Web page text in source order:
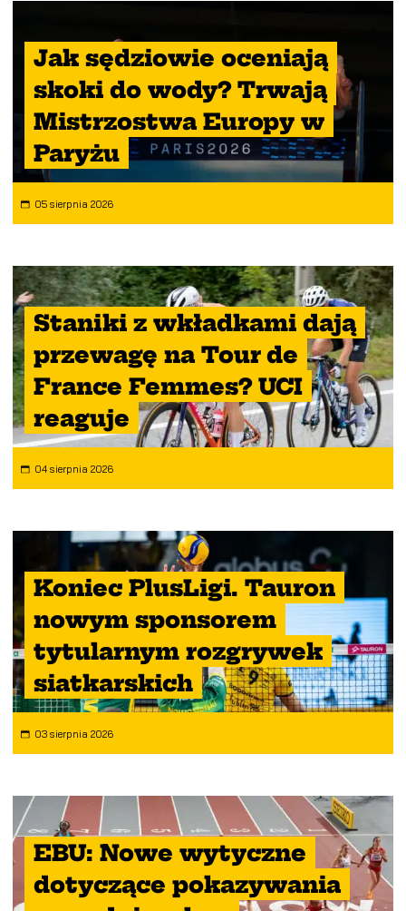
Jak sędziowie oceniają
skoki do wody? Trwają
Mistrzostwa Europy w
Paryżu
05 sierpnia 2026
Staniki z wkładkami dają
przewagę na Tour de
France Femmes? UCI
reaguje
04 sierpnia 2026
Koniec PlusLigi. Tauron
nowym sponsorem
tytularnym rozgrywek
siatkarskich
03 sierpnia 2026
EBU: Nowe wytyczne
dotyczące pokazywania